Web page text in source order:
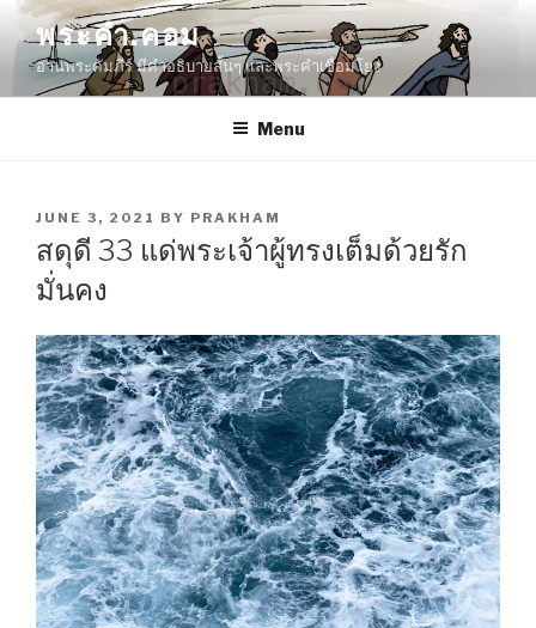
Skip
content
พระคำ.คอม
อ่านพระคัมภีร์ มีคำอธิบายสั้นๆ และพระคำเชื่อมโยง
Menu
POSTED
JUNE 3, 2021 BY PRAKHAM
สดุดี 33 แด่พระเจ้าผู้ทรงเต็มด้วยรัก
มั่นคง